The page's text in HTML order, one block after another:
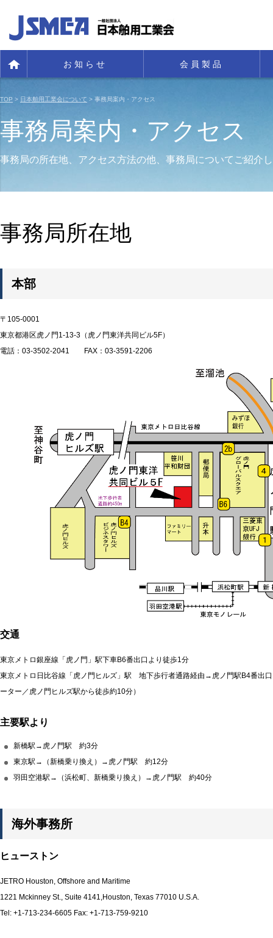
お知らせ 会員製品
TOP > 日本舶用工業会について > 事務局案内・アクセス
事務局案内・アクセス
事務局の所在地、アクセス方法の他、事務局についてご紹介
事務局所在地
本部
〒105-0001
東京都港区虎ノ門1-13-3（虎ノ門東洋共同ビル5F）
電話：03-3502-2041 FAX：03-3591-2206
交通
東京メトロ銀座線「虎ノ門」駅下車B6番出口より徒歩1分
東京メトロ日比谷線「虎ノ門ヒルズ」駅 地下歩行者通路経由→虎ノ門駅B4番出
ーター／虎ノ門ヒルズ駅から徒歩約10分）
主要駅より
新橋駅→虎ノ門駅 約3分
東京駅→（新橋乗り換え）→虎ノ門駅 約12分
羽田空港駅→（浜松町、新橋乗り換え）→虎ノ門駅 約40分
海外事務所
ヒューストン
JETRO Houston, Offshore and Maritime
1221 Mckinney St., Suite 4141,Houston, Texas 77010 U.S.A.
Tel: +1-713-234-6605 Fax: +1-713-759-9210